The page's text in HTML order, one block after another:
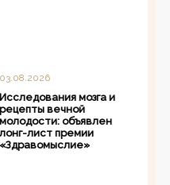
03.08.2026
Исследования мозга и
рецепты вечной
молодости: объявлен
лонг-лист премии
«Здравомыслие»